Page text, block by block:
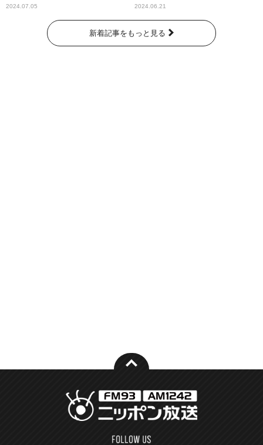
2024.07.05
奇跡が繋いだ6000の命』
2024.06.21
新着記事をもっと見る